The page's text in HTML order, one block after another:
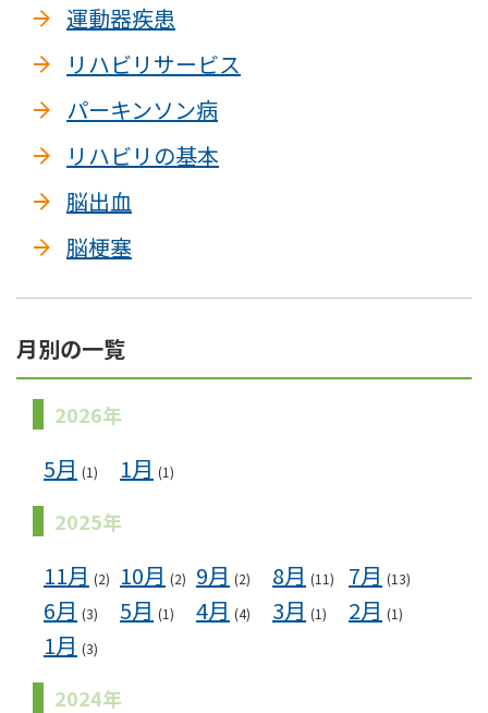
運動器疾患
リハビリサービス
パーキンソン病
リハビリの基本
脳出血
脳梗塞
月別の一覧
2026年
5月 (1) 1月 (1)
2025年
11月 (2) 10月 (2) 9月 (2) 8月 (11) 7月 (13)
6月 (3) 5月 (1) 4月 (4) 3月 (1) 2月 (1)
1月 (3)
2024年